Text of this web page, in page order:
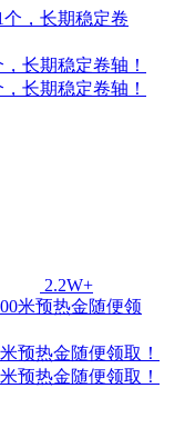
长期稳定卷轴！
长期稳定卷轴！
2.2W+
预热金随便领取！
预热金随便领取！